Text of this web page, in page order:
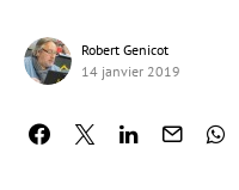
Robert Genicot
14 janvier 2019